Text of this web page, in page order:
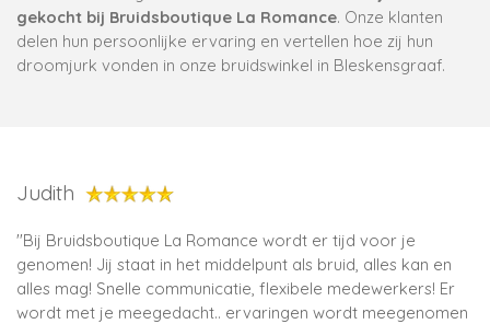
gekocht bij Bruidsboutique La Romance. Onze klanten
delen hun persoonlijke ervaring en vertellen hoe zij hun
droomjurk vonden in onze bruidswinkel in Bleskensgraaf.
Judith
''Bij Bruidsboutique La Romance wordt er tijd voor je
genomen! Jij staat in het middelpunt als bruid, alles kan en
alles mag! Snelle communicatie, flexibele medewerkers! Er
wordt met je meegedacht.. ervaringen wordt meegenomen